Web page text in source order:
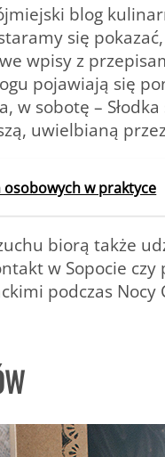
blog
się
wpisy z
pojawiają się
, w sobotę –
, uwielbianą
w praktyce
biorą także
w Sopocie
podczas Nocy